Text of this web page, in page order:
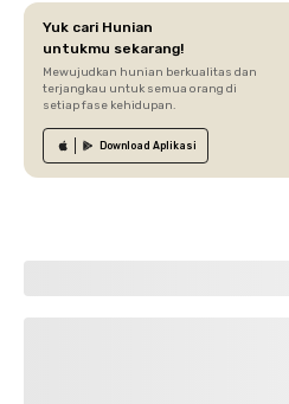
Yuk cari Hunian
untukmu sekarang!
Mewujudkan hunian berkualitas dan
terjangkau untuk semua orang di
setiap fase kehidupan.
Download Aplikasi